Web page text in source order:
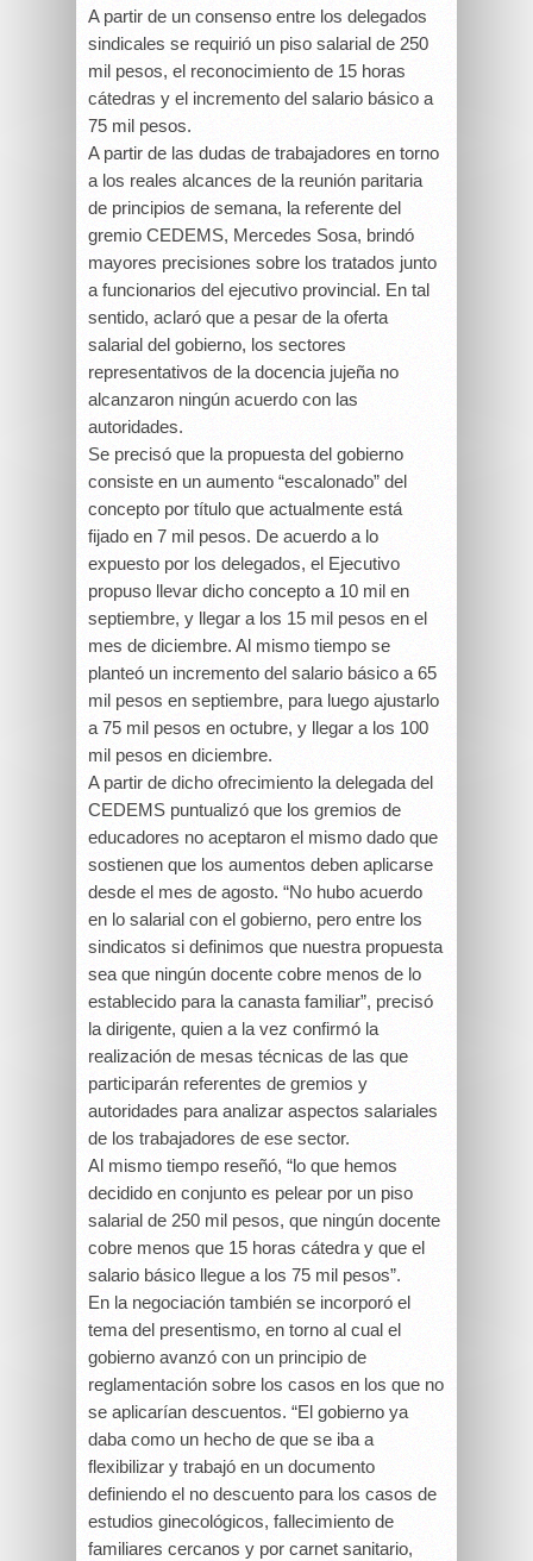
A partir de un consenso entre los delegados
sindicales se requirió un piso salarial de 250
mil pesos, el reconocimiento de 15 horas
cátedras y el incremento del salario básico a
75 mil pesos.
A partir de las dudas de trabajadores en torno
a los reales alcances de la reunión paritaria
de principios de semana, la referente del
gremio CEDEMS, Mercedes Sosa, brindó
mayores precisiones sobre los tratados junto
a funcionarios del ejecutivo provincial. En tal
sentido, aclaró que a pesar de la oferta
salarial del gobierno, los sectores
representativos de la docencia jujeña no
alcanzaron ningún acuerdo con las
autoridades.
Se precisó que la propuesta del gobierno
consiste en un aumento “escalonado” del
concepto por título que actualmente está
fijado en 7 mil pesos. De acuerdo a lo
expuesto por los delegados, el Ejecutivo
propuso llevar dicho concepto a 10 mil en
septiembre, y llegar a los 15 mil pesos en el
mes de diciembre. Al mismo tiempo se
planteó un incremento del salario básico a 65
mil pesos en septiembre, para luego ajustarlo
a 75 mil pesos en octubre, y llegar a los 100
mil pesos en diciembre.
A partir de dicho ofrecimiento la delegada del
CEDEMS puntualizó que los gremios de
educadores no aceptaron el mismo dado que
sostienen que los aumentos deben aplicarse
desde el mes de agosto. “No hubo acuerdo
en lo salarial con el gobierno, pero entre los
sindicatos si definimos que nuestra propuesta
sea que ningún docente cobre menos de lo
establecido para la canasta familiar”, precisó
la dirigente, quien a la vez confirmó la
realización de mesas técnicas de las que
participarán referentes de gremios y
autoridades para analizar aspectos salariales
de los trabajadores de ese sector.
Al mismo tiempo reseñó, “lo que hemos
decidido en conjunto es pelear por un piso
salarial de 250 mil pesos, que ningún docente
cobre menos que 15 horas cátedra y que el
salario básico llegue a los 75 mil pesos”.
En la negociación también se incorporó el
tema del presentismo, en torno al cual el
gobierno avanzó con un principio de
reglamentación sobre los casos en los que no
se aplicarían descuentos. “El gobierno ya
daba como un hecho de que se iba a
flexibilizar y trabajó en un documento
definiendo el no descuento para los casos de
estudios ginecológicos, fallecimiento de
familiares cercanos y por carnet sanitario,